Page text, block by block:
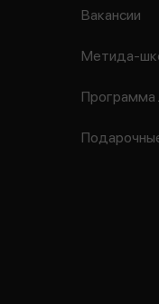
Вакансии
Метида-
Программа